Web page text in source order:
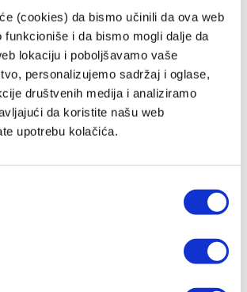
(cookies) da bismo učinili da ova web
funkcioniše i da bismo mogli dalje da
lokaciju i poboljšavamo vaše
personalizujemo sadržaj i oglase,
društvenih medija i analiziramo
da koristite našu web
upotrebu kolačića.
VAZDUHA -
ION / CRNI
-5% do -40%
-5% do -40%